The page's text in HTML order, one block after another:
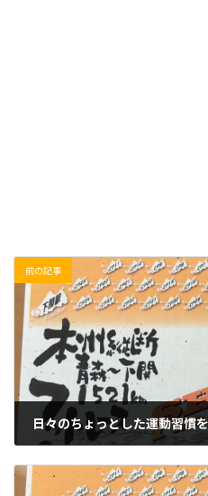
前の記事
日々のちょっとした運動習慣